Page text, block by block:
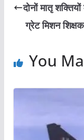
दोनों मातृ
ग्रेट मिशन
You